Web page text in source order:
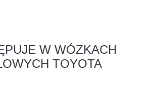
W WÓZKACH
TOYOTA